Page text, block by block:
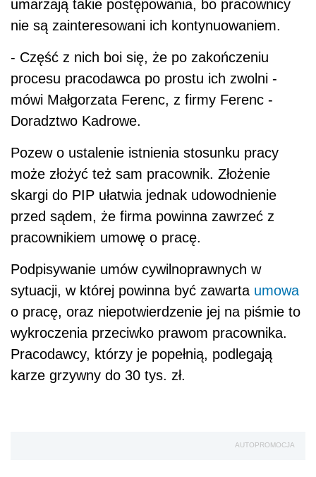
umarzają takie postępowania, bo pracownicy
nie są zainteresowani ich kontynuowaniem.
- Część z nich boi się, że po zakończeniu
procesu pracodawca po prostu ich zwolni -
mówi Małgorzata Ferenc, z firmy Ferenc -
Doradztwo Kadrowe.
Pozew o ustalenie istnienia stosunku pracy
może złożyć też sam pracownik. Złożenie
skargi do PIP ułatwia jednak udowodnienie
przed sądem, że firma powinna zawrzeć z
pracownikiem umowę o pracę.
Podpisywanie umów cywilnoprawnych w
sytuacji, w której powinna być zawarta umowa
o pracę, oraz niepotwierdzenie jej na piśmie to
wykroczenia przeciwko prawom pracownika.
Pracodawcy, którzy je popełnią, podlegają
karze grzywny do 30 tys. zł.
AUTOPROMOCJA